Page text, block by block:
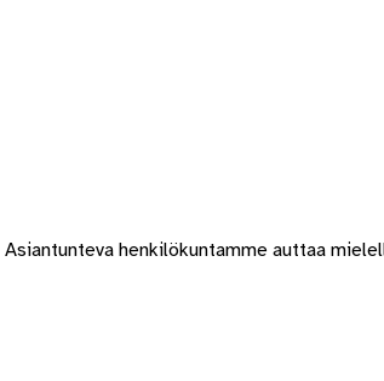
henkilökuntamme auttaa